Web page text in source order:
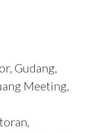
Gudang,
Meeting,